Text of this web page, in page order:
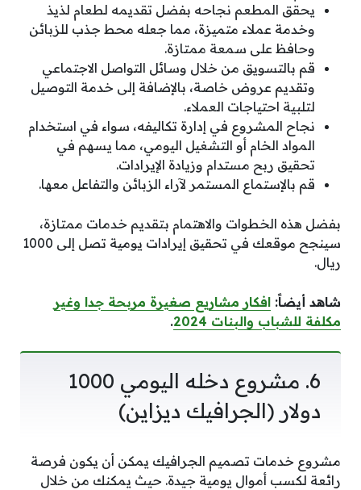
يحقق المطعم نجاحه بفضل تقديمه لطعام لذيذ
وخدمة عملاء متميزة، مما جعله محط جذب للزبائن
وحافظ على سمعة ممتازة.
قم بالتسويق من خلال وسائل التواصل الاجتماعي
وتقديم عروض خاصة، بالإضافة إلى خدمة التوصيل
لتلبية احتياجات العملاء.
نجاح المشروع في إدارة تكاليفه، سواء في استخدام
المواد الخام أو التشغيل اليومي، مما يسهم في
تحقيق ربح مستدام وزيادة الإيرادات.
قم بالإستماع المستمر لآراء الزبائن والتفاعل معها.
بفضل هذه الخطوات والاهتمام بتقديم خدمات ممتازة،
سينجح موقعك في تحقيق إيرادات يومية تصل إلى 1000
ريال.
شاهد أيضاً: افكار مشاريع صغيرة مربحة جدا وغير
مكلفة للشباب والبنات 2024
.
6. مشروع دخله اليومي 1000
دولار (الجرافيك ديزاين)
مشروع خدمات تصميم الجرافيك يمكن أن يكون فرصة
رائعة لكسب أموال يومية جيدة. حيث يمكنك من خلال